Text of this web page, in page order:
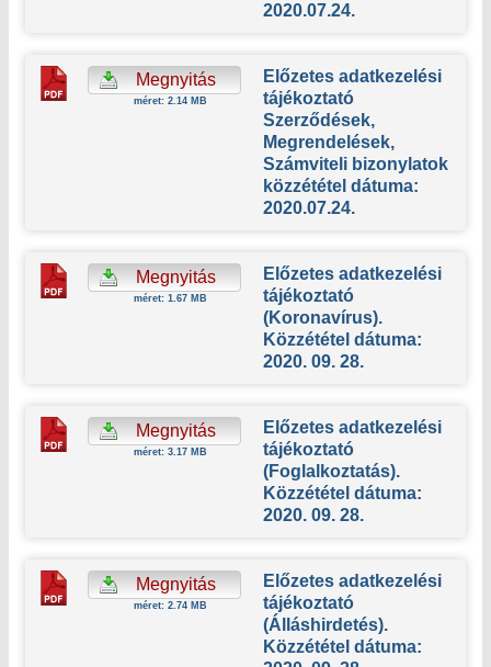
2020.07.24.
Megnyitás
méret: 2.14 MB
Előzetes adatkezelési
tájékoztató
Szerződések,
Megrendelések,
Számviteli bizonylatok
közzététel dátuma:
2020.07.24.
Megnyitás
méret: 1.67 MB
Előzetes adatkezelési
tájékoztató
(Koronavírus).
Közzététel dátuma:
2020. 09. 28.
Megnyitás
méret: 3.17 MB
Előzetes adatkezelési
tájékoztató
(Foglalkoztatás).
Közzététel dátuma:
2020. 09. 28.
Megnyitás
méret: 2.74 MB
Előzetes adatkezelési
tájékoztató
(Álláshirdetés).
Közzététel dátuma: